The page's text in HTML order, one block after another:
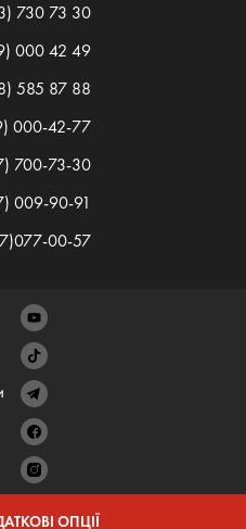
ОПЦІЇ
730 73 30
000 42 49
585 87 88
000-42-77
700-73-30
009-90-91
00-57